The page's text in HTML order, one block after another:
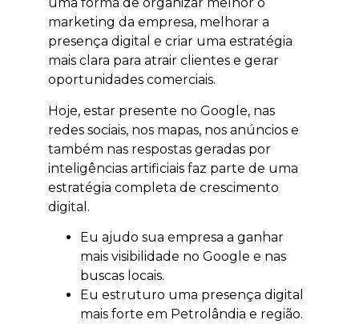
marketing da empresa, melhorar a
presença digital e criar uma estratégia
mais clara para atrair clientes e gerar
oportunidades comerciais.
Hoje, estar presente no Google, nas
redes sociais, nos mapas, nos anúncios e
também nas respostas geradas por
inteligências artificiais faz parte de uma
estratégia completa de crescimento
digital.
Eu ajudo sua empresa a ganhar
mais visibilidade no Google e nas
buscas locais.
Eu estruturo uma presença digital
mais forte em Petrolândia e região.